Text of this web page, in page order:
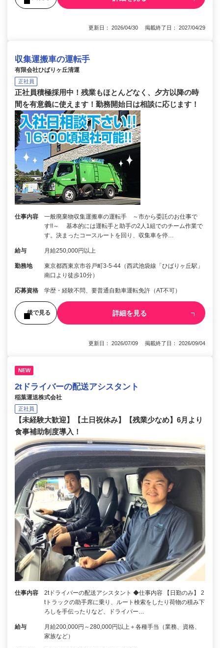
更新日： 2026/04/30 掲載終了日： 2027/04/29
収集運搬車の運転手
有限会社ひばりヶ丘清運
正社員
正社員積極採用中！残業もほとんどなく、夕方以降の時
間を有意義に使えます！勤務開始日は相談に応じます！
仕事内容
一般廃棄物収集運搬車の運転手 ～市から委託のお仕事で
す!!～ 基本的には運転手と助手の2人1組でのチーム作業で
す。決まったコースルートを回り、収集車を停…
給与 月給250,000円以上
勤務地
東京都西東京市谷戸町3-5-44（西武池袋線「ひばりヶ丘駅」
南口より徒歩10分）
応募資格 学歴・経験不問、要普通自動車運転免許（AT不可）
後で見る 詳細を見る
更新日： 2026/07/09 掲載終了日： 2026/09/04
NEW
2tドライバーの配送アシスタント
稲葉運送株式会社
正社員
【未経験大歓迎】【土日祝休み】【残業少なめ】6月より
食事補助制度導入！
仕事内容
2tドライバーの配送アシスタント ◆仕事内容 【日勤のみ】 2
tトラックの助手席に乗り、ルート検索をしたり荷物の積み下
ろしを手伝ったりなど、ドライバー…
給与
月給200,000円～280,000円以上＋各種手当（業務、資格、
家族など）